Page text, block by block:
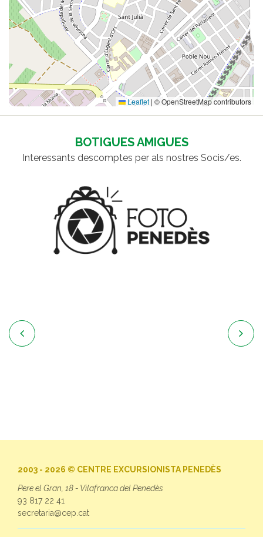
Leaflet | © OpenStreetMap contributors
BOTIGUES AMIGUES
Interessants descomptes per als nostres Socis/es.
 
2003 - 2026 © CENTRE EXCURSIONISTA PENEDÈS
Pere el Gran, 18 - Vilafranca del Penedès
93 817 22 41
secretaria@cep.cat